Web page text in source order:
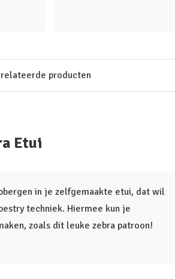
producten
Etui
in je zelfgemaakte etui, dat wil
techniek. Hiermee kun je
zoals dit leuke zebra patroon!